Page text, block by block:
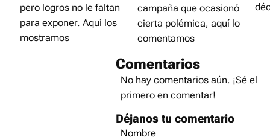
pero logros no le faltan
para exponer. Aquí los
mostramos
campaña que ocasionó
cierta polémica, aquí lo
comentamos
Comentarios
No hay comentarios aún. ¡Sé el
primero en comentar!
Déjanos tu comentario
Nombre